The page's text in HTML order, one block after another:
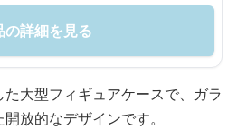
の詳細を見る
大型フィギュアケースで、ガラ
放的なデザインです。